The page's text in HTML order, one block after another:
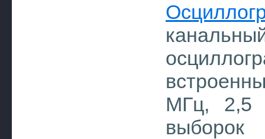
МГц, 2,5
выборок